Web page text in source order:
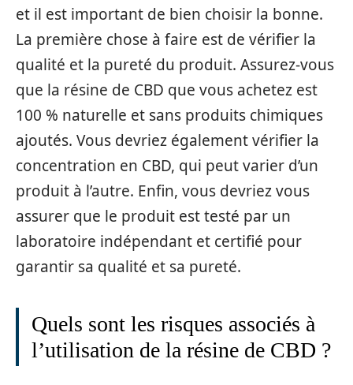
et il est important de bien choisir la bonne.
La première chose à faire est de vérifier la
qualité et la pureté du produit. Assurez-vous
que la résine de CBD que vous achetez est
100 % naturelle et sans produits chimiques
ajoutés. Vous devriez également vérifier la
concentration en CBD, qui peut varier d’un
produit à l’autre. Enfin, vous devriez vous
assurer que le produit est testé par un
laboratoire indépendant et certifié pour
garantir sa qualité et sa pureté.
Quels sont les risques associés à
l’utilisation de la résine de CBD ?